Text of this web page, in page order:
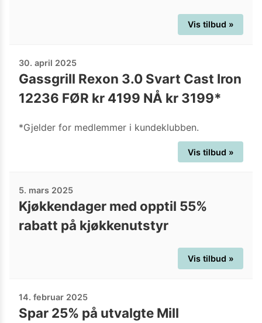
Vis tilbud »
30. april 2025
Gassgrill Rexon 3.0 Svart Cast Iron
12236 FØR kr 4199 NÅ kr 3199*
*Gjelder for medlemmer i kundeklubben.
Vis tilbud »
5. mars 2025
Kjøkkendager med opptil 55%
rabatt på kjøkkenutstyr
Vis tilbud »
14. februar 2025
Spar 25% på utvalgte Mill